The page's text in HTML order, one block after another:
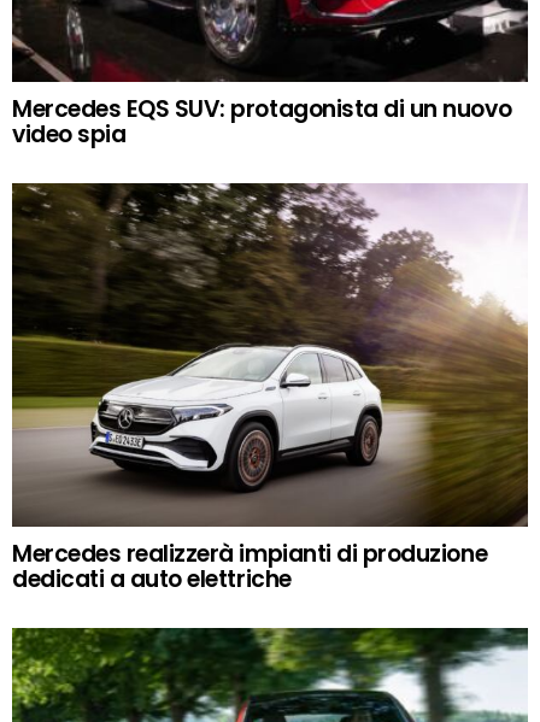
Mercedes EQS SUV: protagonista di un nuovo
video spia
Mercedes realizzerà impianti di produzione
dedicati a auto elettriche